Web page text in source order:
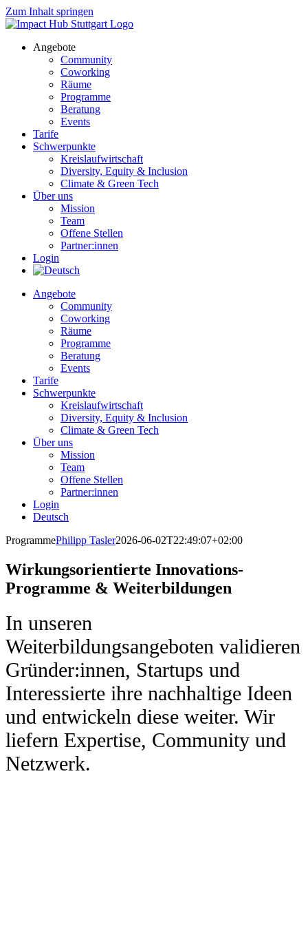
Zum Inhalt springen
Angebote
Community
Coworking
Räume
Programme
Beratung
Events
Tarife
Schwerpunkte
Kreislaufwirtschaft
Diversity, Equity & Inclusion
Climate & Green Tech
Über uns
Mission
Team
Offene Stellen
Partner:innen
Login
Angebote
Community
Coworking
Räume
Programme
Beratung
Events
Tarife
Schwerpunkte
Kreislaufwirtschaft
Diversity, Equity & Inclusion
Climate & Green Tech
Über uns
Mission
Team
Offene Stellen
Partner:innen
Login
Deutsch
ProgrammePhilipp Tasler2026-06-02T22:49:07+02:00
Wirkungsorientierte Innovations-
Programme & Weiterbildungen
In unseren
Weiterbildungsangeboten validieren
Gründer:innen, Startups und
Interessierte ihre nachhaltige Ideen
und entwickeln diese weiter. Wir
liefern Expertise, Community und
Netzwerk.